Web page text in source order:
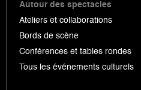
Autour des spectacles
Ateliers et collaborations
Bords de scène
Conférences et tables rondes
Tous les événements culturels